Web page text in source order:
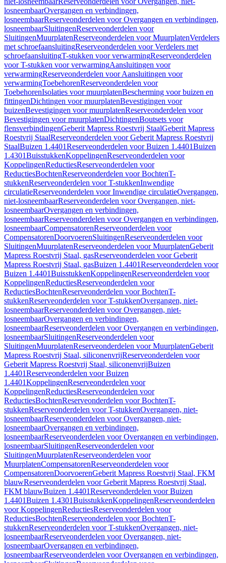
losneembaarOvergangen en verbindingen,
losneembaarReserveonderdelen voor Overgangen en verbindingen,
losneembaarSluitingenReserveonderdelen voor
SluitingenMuurplatenReserveonderdelen voor MuurplatenVerdelers
met schroefaansluitingReserveonderdelen voor Verdelers met
schroefaansluitingT-stukken voor verwarmingReserveonderdelen
voor T-stukken voor verwarmingAansluitingen voor
verwarmingReserveonderdelen voor Aansluitingen voor
verwarmingToebehorenReserveonderdelen voor
ToebehorenIsolaties voor muurplatenBescherming voor buizen en
fittingenDichtingen voor muurplatenBevestigingen voor
buizenBevestigingen voor muurplatenReserveonderdelen voor
Bevestigingen voor muurplatenDichtingenBoutsets voor
flensverbindingenGeberit Mapress Roestvrij StaalGeberit Mapress
Roestvrij StaalReserveonderdelen voor Geberit Mapress Roestvrij
StaalBuizen 1.4401Reserveonderdelen voor Buizen 1.4401Buizen
1.4301BuisstukkenKoppelingenReserveonderdelen voor
KoppelingenReductiesReserveonderdelen voor
ReductiesBochtenReserveonderdelen voor BochtenT-
stukkenReserveonderdelen voor T-stukkenInwendige
circulatieReserveonderdelen voor Inwendige circulatieOvergangen,
niet-losneembaarReserveonderdelen voor Overgangen, niet-
losneembaarOvergangen en verbindingen,
losneembaarReserveonderdelen voor Overgangen en verbindingen,
losneembaarCompensatorenReserveonderdelen voor
CompensatorenDoorvoerenSluitingenReserveonderdelen voor
SluitingenMuurplatenReserveonderdelen voor MuurplatenGeberit
Mapress Roestvrij Staal, gasReserveonderdelen voor Geberit
Mapress Roestvrij Staal, gasBuizen 1.4401Reserveonderdelen voor
Buizen 1.4401BuisstukkenKoppelingenReserveonderdelen voor
KoppelingenReductiesReserveonderdelen voor
ReductiesBochtenReserveonderdelen voor BochtenT-
stukkenReserveonderdelen voor T-stukkenOvergangen, niet-
losneembaarReserveonderdelen voor Overgangen, niet-
losneembaarOvergangen en verbindingen,
losneembaarReserveonderdelen voor Overgangen en verbindingen,
losneembaarSluitingenReserveonderdelen voor
SluitingenMuurplatenReserveonderdelen voor MuurplatenGeberit
Mapress Roestvrij Staal, siliconenvrijReserveonderdelen voor
Geberit Mapress Roestvrij Staal, siliconenvrijBuizen
1.4401Reserveonderdelen voor Buizen
1.4401KoppelingenReserveonderdelen voor
KoppelingenReductiesReserveonderdelen voor
ReductiesBochtenReserveonderdelen voor BochtenT-
stukkenReserveonderdelen voor T-stukkenOvergangen, niet-
losneembaarReserveonderdelen voor Overgangen, niet-
losneembaarOvergangen en verbindingen,
losneembaarReserveonderdelen voor Overgangen en verbindingen,
losneembaarSluitingenReserveonderdelen voor
SluitingenMuurplatenReserveonderdelen voor
MuurplatenCompensatorenReserveonderdelen voor
CompensatorenDoorvoerenGeberit Mapress Roestvrij Staal, FKM
blauwReserveonderdelen voor Geberit Mapress Roestvrij Staal,
FKM blauwBuizen 1.4401Reserveonderdelen voor Buizen
1.4401Buizen 1.4301BuisstukkenKoppelingenReserveonderdelen
voor KoppelingenReductiesReserveonderdelen voor
ReductiesBochtenReserveonderdelen voor BochtenT-
stukkenReserveonderdelen voor T-stukkenOvergangen, niet-
losneembaarReserveonderdelen voor Overgangen, niet-
losneembaarOvergangen en verbindingen,
losneembaarReserveonderdelen voor Overgangen en verbindingen,